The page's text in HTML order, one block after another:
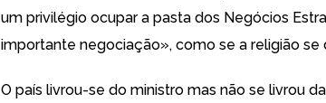
um privilégio ocupar a pasta dos Negócios
importante negociação», como se a religião se
O país livrou-se do ministro mas não se livrou